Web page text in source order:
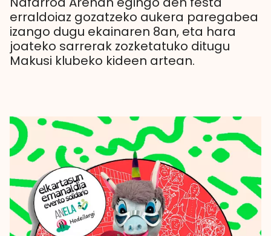
erraldoiaz gozatzeko aukera paregabea
izango dugu ekainaren 8an, eta hara
joateko sarrerak zozketatuko ditugu
Makusi klubeko kideen artean.